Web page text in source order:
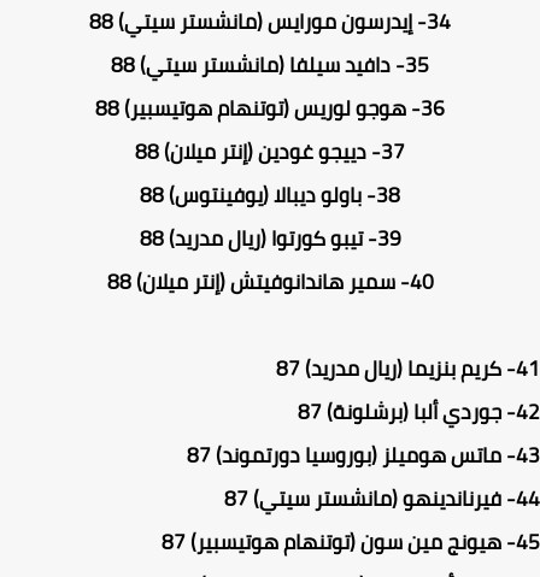
34- إيدرسون مورايس (مانشستر سيتي) 88
35- دافيد سيلفا (مانشستر سيتي) 88
36- هوجو لوريس (توتنهام هوتيسبير) 88
37- دييجو غودين (إنتر ميلان) 88
38- باولو ديبالا (يوفينتوس) 88
39- تيبو كورتوا (ريال مدريد) 88
40- سمير هاندانوفيتش (إنتر ميلان) 88
كريم بنزيما (ريال مدريد) 87
جوردي ألبا (برشلونة) 87
ماتس هوميلز (بوروسيا دورتموند) 87
فيرناندينهو (مانشستر سيتي) 87
هيونج مين سون (توتنهام هوتيسبير) 87